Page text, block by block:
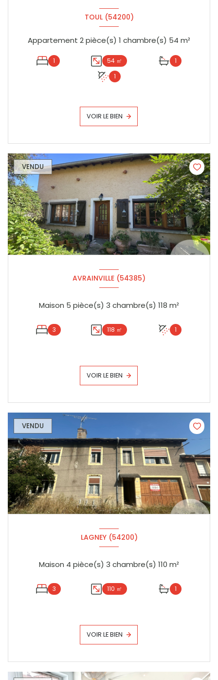
TOUL (54200)
Appartement 2 pièce(s) 1 chambre(s) 54 m²
1 54 ㎡
1
1
VOIR LE BIEN
VENDU
AVRAINVILLE (54385)
Maison 5 pièce(s) 3 chambre(s) 118 m²
3 118 ㎡ 1
VOIR LE BIEN
VENDU
LAGNEY (54200)
Maison 4 pièce(s) 3 chambre(s) 110 m²
3 110 ㎡ 1
VOIR LE BIEN